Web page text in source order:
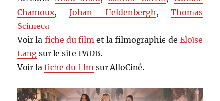
Chamoux,Johan Heldenbergh, Thomas
Scimeca
Voir la fiche du filmet la filmographie de Eloïse
Lang sur le site IMDB.
Voir lafiche du film sur AlloCiné.